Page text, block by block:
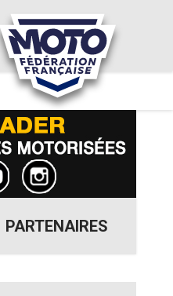
PARTENAIRES
(30)
08/2026